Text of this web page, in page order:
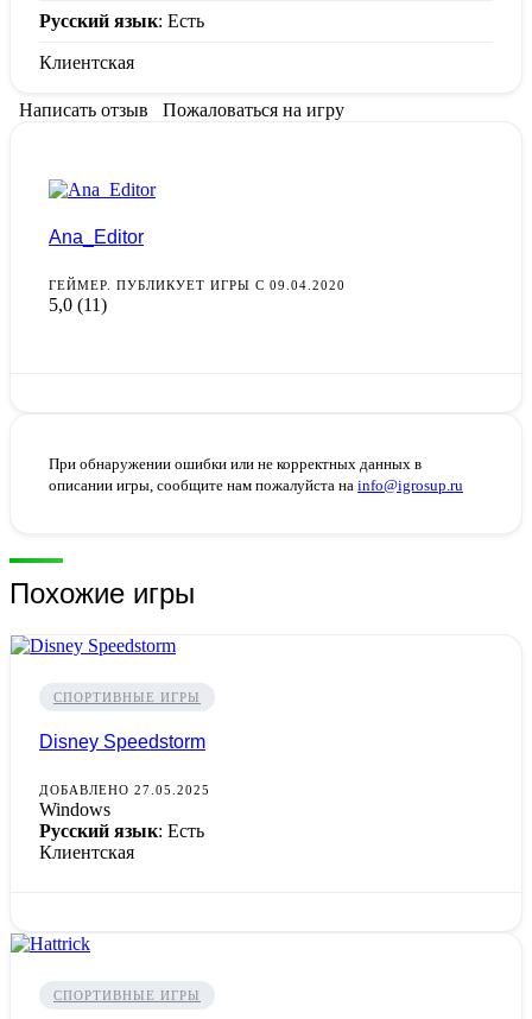
Русский язык: Есть
Клиентская
Написать отзыв Пожаловаться на игру
Ana_Editor
ГЕЙМЕР. ПУБЛИКУЕТ ИГРЫ С 09.04.2020
5,0 (11)
При обнаружении ошибки или не корректных данных в
описании игры, сообщите нам пожалуйста на info@igrosup.ru
Похожие игры
СПОРТИВНЫЕ ИГРЫ
Disney Speedstorm
ДОБАВЛЕНО 27.05.2025
Windows
Русский язык: Есть
Клиентская
СПОРТИВНЫЕ ИГРЫ